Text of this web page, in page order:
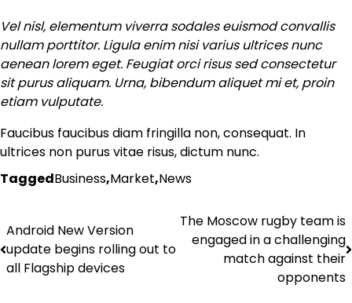
Vel nisl, elementum viverra sodales euismod convallis
nullam porttitor. Ligula enim nisi varius ultrices nunc
aenean lorem eget. Feugiat orci risus sed consectetur
sit purus aliquam. Urna, bibendum aliquet mi et, proin
etiam vulputate.
Faucibus faucibus diam fringilla non, consequat. In
ultrices non purus vitae risus, dictum nunc.
TaggedBusiness,Market,News
Android New Version
update begins rolling out to
all Flagship devices
The Moscow rugby team is
engaged in a challenging
match against their
opponents